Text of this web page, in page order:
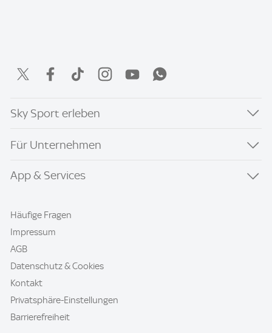
Sky Sport erleben
Für Unternehmen
App & Services
Häufige Fragen
Impressum
AGB
Datenschutz & Cookies
Kontakt
Privatsphäre-Einstellungen
Barrierefreiheit